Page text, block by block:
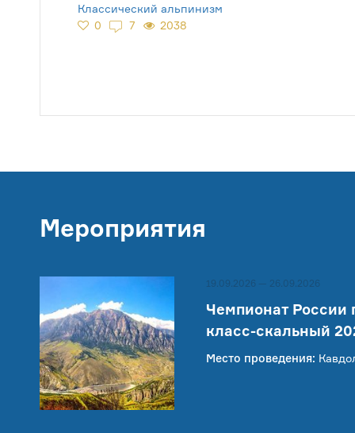
Классический альпинизм
0
7 2038
Мероприятия
19.09.2026 — 26.09.2026
Чемпионат России
класс-скальный
Место проведения: